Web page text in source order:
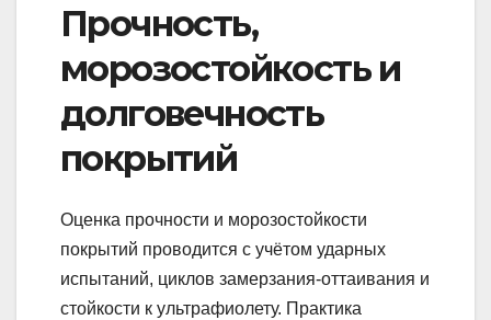
Прочность,
морозостойкость и
долговечность
покрытий
Оценка прочности и морозостойкости
покрытий проводится с учётом ударных
испытаний, циклов замерзания-оттаивания и
стойкости к ультрафиолету. Практика